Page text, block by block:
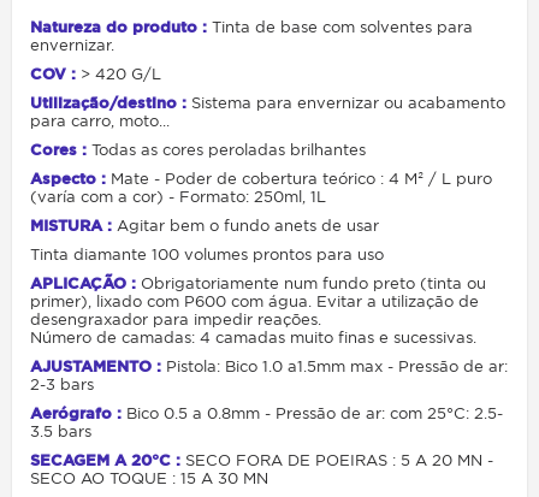
Natureza do produto : Tinta de base com solventes para
envernizar.
COV : > 420 G/L
Utilização/destino : Sistema para envernizar ou acabamento
para carro, moto...
Cores : Todas as cores peroladas brilhantes
Aspecto : Mate - Poder de cobertura teórico : 4 M² / L puro
(varía com a cor) - Formato: 250ml, 1L
MISTURA : Agitar bem o fundo anets de usar
Tinta diamante 100 volumes prontos para uso
APLICAÇÃO : Obrigatoriamente num fundo preto (tinta ou
primer), lixado com P600 com água. Evitar a utilização de
desengraxador para impedir reações.
Número de camadas: 4 camadas muito finas e sucessivas.
AJUSTAMENTO : Pistola: Bico 1.0 a1.5mm max - Pressão de ar:
2-3 bars
Aerógrafo : Bico 0.5 a 0.8mm - Pressão de ar: com 25°C: 2.5-
3.5 bars
SECAGEM A 20°C : SECO FORA DE POEIRAS : 5 A 20 MN -
SECO AO TOQUE : 15 A 30 MN